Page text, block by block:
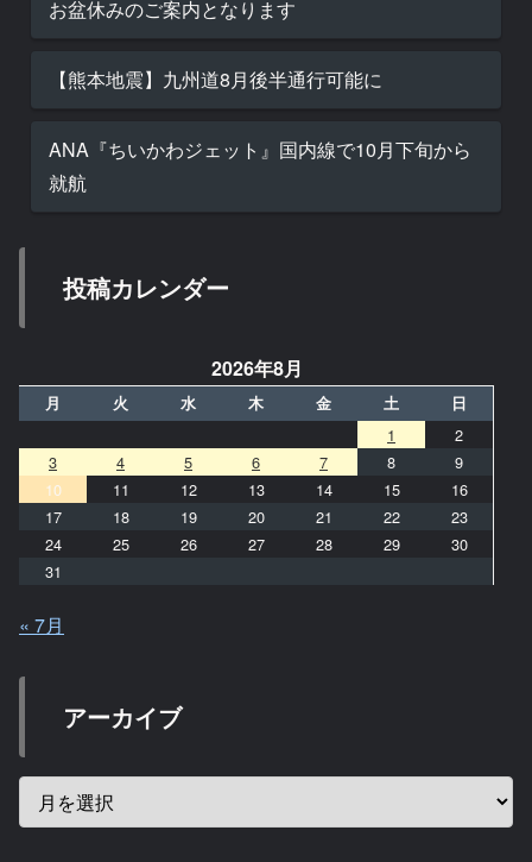
お盆休みのご案内となります
【熊本地震】九州道8月後半通行可能に
ANA『ちいかわジェット』国内線で10月下旬から
就航
投稿カレンダー
2026年8月
月 火 水 木 金 土 日
1
2
3
4 5 6 7 8
9
10
11 12 13 14 15
16
17
18 19 20 21 22
23
24
25 26 27 28 29
30
31
« 7月
アーカイブ